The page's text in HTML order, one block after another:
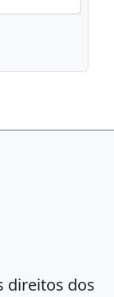
direitos dos